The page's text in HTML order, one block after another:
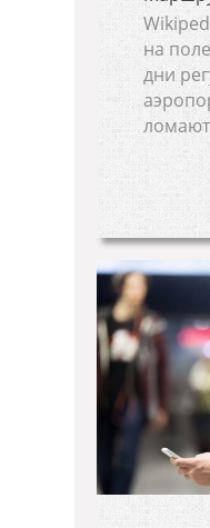
на
дни
ломают